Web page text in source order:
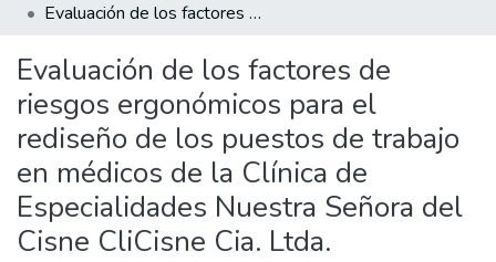
Statistics
Estadísticas Externas
Evaluación de los factores de riesgos ergonómicos para el rediseño de los puestos de trabajo en médicos de la Clínica de Especialidades Nuestra Señora del Cisne CliCisne Cia. Ltda.
Evaluación de los factores de
riesgos ergonómicos para el
rediseño de los puestos de trabajo
en médicos de la Clínica de
Especialidades Nuestra Señora del
Cisne CliCisne Cia. Ltda.